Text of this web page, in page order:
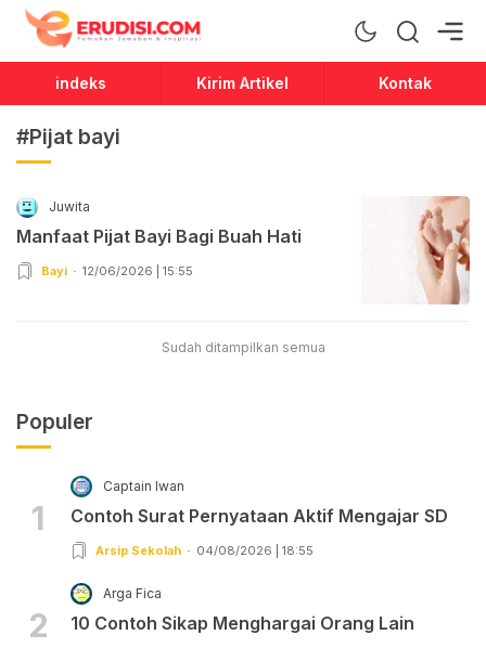
Erudisi
Temukan Jawaban dan Inspirasi
indeks Kirim Artikel Kontak
#Pijat bayi
Juwita
Manfaat Pijat Bayi Bagi Buah Hati
Bayi 12/06/2026 | 15:55
Sudah ditampilkan semua
Populer
1
Captain Iwan
Contoh Surat Pernyataan Aktif Mengajar SD
Arsip Sekolah 04/08/2026 | 18:55
2
Arga Fica
10 Contoh Sikap Menghargai Orang Lain